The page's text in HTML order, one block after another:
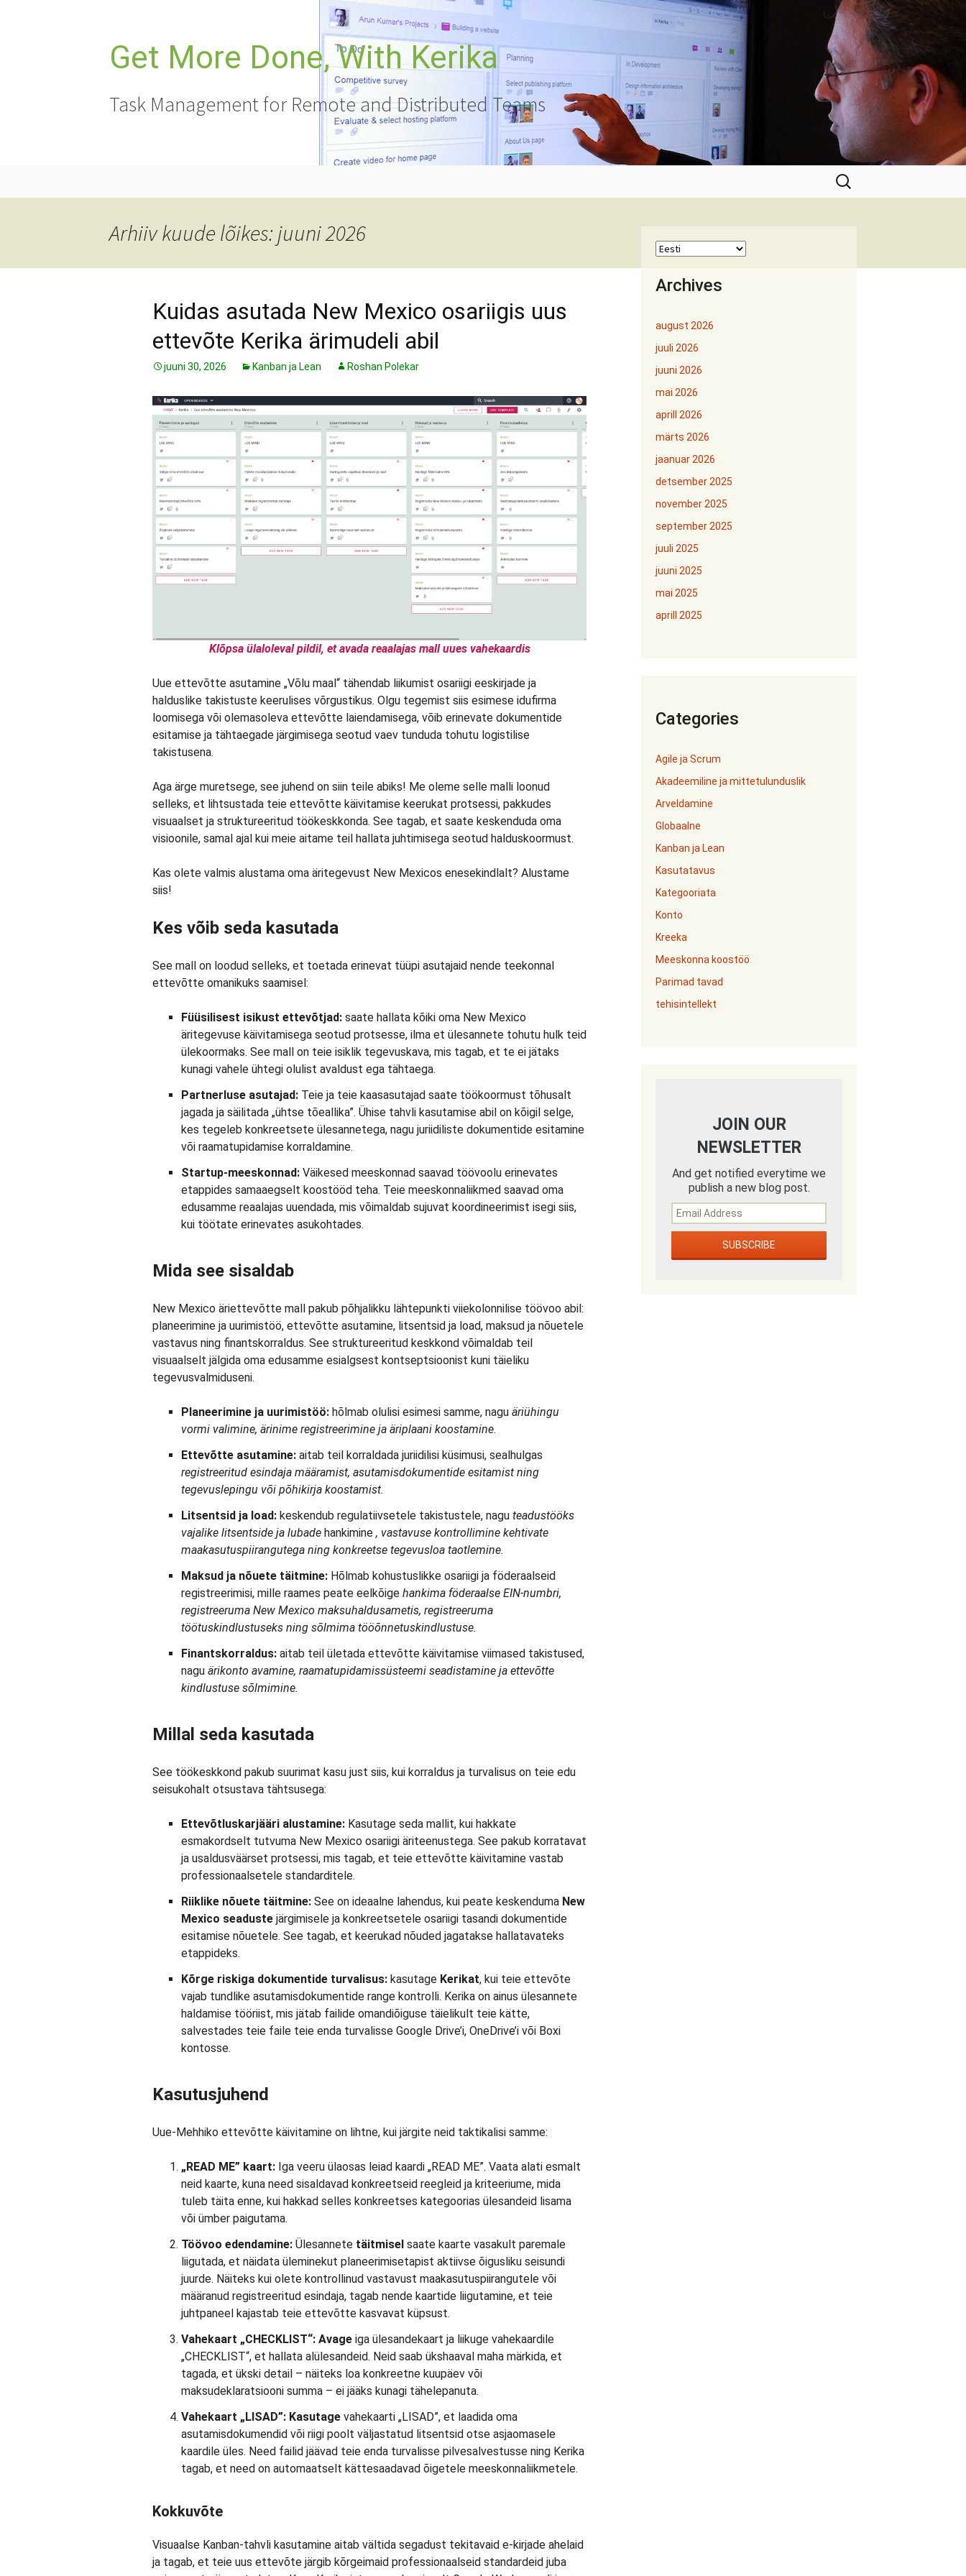
Get More Done, With Kerika
Task Management for Remote and Distributed Teams
Otsi:
Arhiiv kuude lõikes: juuni 2026
Kuidas asutada New Mexico osariigis uus
ettevõte Kerika ärimudeli abil
juuni 30, 2026 Kanban ja Lean Roshan Polekar
Klõpsa ülaloleval pildil, et avada reaalajas mall uues vahekaardis
Uue ettevõtte asutamine „Võlu maal“ tähendab liikumist osariigi eeskirjade ja
halduslike takistuste keerulises võrgustikus. Olgu tegemist siis esimese idufirma
loomisega või olemasoleva ettevõtte laiendamisega, võib erinevate dokumentide
esitamise ja tähtaegade järgimisega seotud vaev tunduda tohutu logistilise
takistusena.
Aga ärge muretsege, see juhend on siin teile abiks! Me oleme selle malli loonud
selleks, et lihtsustada teie ettevõtte käivitamise keerukat protsessi, pakkudes
visuaalset ja struktureeritud töökeskkonda. See tagab, et saate keskenduda oma
visioonile, samal ajal kui meie aitame teil hallata juhtimisega seotud halduskoormust.
Kas olete valmis alustama oma äritegevust New Mexicos enesekindlalt? Alustame
siis!
Kes võib seda kasutada
See mall on loodud selleks, et toetada erinevat tüüpi asutajaid nende teekonnal
ettevõtte omanikuks saamisel:
Füüsilisest isikust ettevõtjad: saate hallata kõiki oma New Mexico
äritegevuse käivitamisega seotud protsesse, ilma et ülesannete tohutu hulk teid
ülekoormaks. See mall on teie isiklik tegevuskava, mis tagab, et te ei jätaks
kunagi vahele ühtegi olulist avaldust ega tähtaega.
Partnerluse asutajad: Teie ja teie kaasasutajad saate töökoormust tõhusalt
jagada ja säilitada „ühtse tõeallika”. Ühise tahvli kasutamise abil on kõigil selge,
kes tegeleb konkreetsete ülesannetega, nagu juriidiliste dokumentide esitamine
või raamatupidamise korraldamine.
Startup-meeskonnad: Väikesed meeskonnad saavad töövoolu erinevates
etappides samaaegselt koostööd teha. Teie meeskonnaliikmed saavad oma
edusamme reaalajas uuendada, mis võimaldab sujuvat koordineerimist isegi siis,
kui töötate erinevates asukohtades.
Mida see sisaldab
New Mexico äriettevõtte mall pakub põhjalikku lähtepunkti viiekolonnilise töövoo abil:
planeerimine ja uurimistöö, ettevõtte asutamine, litsentsid ja load, maksud ja nõuetele
vastavus ning finantskorraldus. See struktureeritud keskkond võimaldab teil
visuaalselt jälgida oma edusamme esialgsest kontseptsioonist kuni täieliku
tegevusvalmiduseni.
Planeerimine ja uurimistöö: hõlmab olulisi esimesi samme, nagu äriühingu
vormi valimine, ärinime registreerimine ja äriplaani koostamine.
Ettevõtte asutamine: aitab teil korraldada juriidilisi küsimusi, sealhulgas
registreeritud esindaja määramist, asutamisdokumentide esitamist ning
tegevuslepingu või põhikirja koostamist.
Litsentsid ja load: keskendub regulatiivsetele takistustele, nagu teadustööks
vajalike litsentside ja lubade hankimine , vastavuse kontrollimine kehtivate
maakasutuspiirangutega ning konkreetse tegevusloa taotlemine.
Maksud ja nõuete täitmine: Hõlmab kohustuslikke osariigi ja föderaalseid
registreerimisi, mille raames peate eelkõige hankima föderaalse EIN-numbri,
registreeruma New Mexico maksuhaldusametis, registreeruma
töötuskindlustuseks ning sõlmima tööõnnetuskindlustuse.
Finantskorraldus: aitab teil ületada ettevõtte käivitamise viimased takistused,
nagu ärikonto avamine, raamatupidamissüsteemi seadistamine ja ettevõtte
kindlustuse sõlmimine.
Millal seda kasutada
See töökeskkond pakub suurimat kasu just siis, kui korraldus ja turvalisus on teie edu
seisukohalt otsustava tähtsusega:
Ettevõtluskarjääri alustamine: Kasutage seda mallit, kui hakkate
esmakordselt tutvuma New Mexico osariigi äriteenustega. See pakub korratavat
ja usaldusväärset protsessi, mis tagab, et teie ettevõtte käivitamine vastab
professionaalsetele standarditele.
Riiklike nõuete täitmine: See on ideaalne lahendus, kui peate keskenduma New
Mexico seaduste järgimisele ja konkreetsetele osariigi tasandi dokumentide
esitamise nõuetele. See tagab, et keerukad nõuded jagatakse hallatavateks
etappideks.
Kõrge riskiga dokumentide turvalisus: kasutage Kerikat, kui teie ettevõte
vajab tundlike asutamisdokumentide range kontrolli. Kerika on ainus ülesannete
haldamise tööriist, mis jätab failide omandiõiguse täielikult teie kätte,
salvestades teie faile teie enda turvalisse Google Drive’i, OneDrive’i või Boxi
kontosse.
Kasutusjuhend
Uue-Mehhiko ettevõtte käivitamine on lihtne, kui järgite neid taktikalisi samme:
„READ ME” kaart: Iga veeru ülaosas leiad kaardi „READ ME”. Vaata alati esmalt
neid kaarte, kuna need sisaldavad konkreetseid reegleid ja kriteeriume, mida
tuleb täita enne, kui hakkad selles konkreetses kategoorias ülesandeid lisama
või ümber paigutama.
Töövoo edendamine: Ülesannete täitmisel saate kaarte vasakult paremale
liigutada, et näidata üleminekut planeerimisetapist aktiivse õigusliku seisundi
juurde. Näiteks kui olete kontrollinud vastavust maakasutuspiirangutele või
määranud registreeritud esindaja, tagab nende kaartide liigutamine, et teie
juhtpaneel kajastab teie ettevõtte kasvavat küpsust.
Vahekaart „CHECKLIST“: Avage iga ülesandekaart ja liikuge vahekaardile
„CHECKLIST“, et hallata alülesandeid. Neid saab ükshaaval maha märkida, et
tagada, et ükski detail – näiteks loa konkreetne kuupäev või
maksudeklaratsiooni summa – ei jääks kunagi tähelepanuta.
Vahekaart „LISAD”: Kasutage vahekaarti „LISAD”, et laadida oma
asutamisdokumendid või riigi poolt väljastatud litsentsid otse asjaomasele
kaardile üles. Need failid jäävad teie enda turvalisse pilvesalvestusse ning Kerika
tagab, et need on automaatselt kättesaadavad õigetele meeskonnaliikmetele.
Kokkuvõte
Visuaalse Kanban-tahvli kasutamine aitab vältida segadust tekitavaid e-kirjade ahelaid
ja tagab, et teie uus ettevõte järgib kõrgeimaid professionaalseid standardeid juba
Archives
august 2026
juuli 2026
juuni 2026
mai 2026
aprill 2026
märts 2026
jaanuar 2026
detsember 2025
november 2025
september 2025
juuli 2025
juuni 2025
mai 2025
aprill 2025
Categories
Agile ja Scrum
Akadeemiline ja mittetulunduslik
Arveldamine
Globaalne
Kanban ja Lean
Kasutatavus
Kategooriata
Konto
Kreeka
Meeskonna koostöö
Parimad tavad
tehisintellekt
JOIN OUR
NEWSLETTER
And get notified everytime we
publish a new blog post.